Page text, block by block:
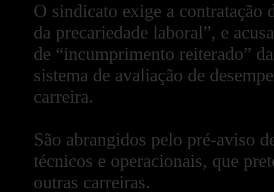
O sindicato exige a contratação
da precariedade laboral”, e
de “incumprimento reiterado”
sistema de avaliação de
carreira.
São abrangidos pelo pré-aviso
técnicos e operacionais, que
outras carreiras.